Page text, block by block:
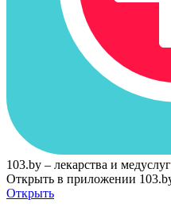
103.by – лекарства и
Открыть в приложении
Открыть